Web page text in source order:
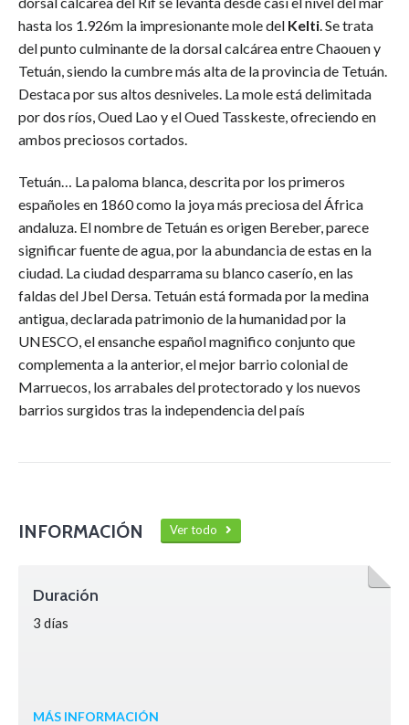
hasta los 1.926m la impresionante mole del Kelti. Se trata
del punto culminante de la dorsal calcárea entre Chaouen y
Tetuán, siendo la cumbre más alta de la provincia de Tetuán.
Destaca por sus altos desniveles. La mole está delimitada
por dos ríos, Oued Lao y el Oued Tasskeste, ofreciendo en
ambos preciosos cortados.
Tetuán… La paloma blanca, descrita por los primeros
españoles en 1860 como la joya más preciosa del África
andaluza. El nombre de Tetuán es origen Bereber, parece
significar fuente de agua, por la abundancia de estas en la
ciudad. La ciudad desparrama su blanco caserío, en las
faldas del Jbel Dersa. Tetuán está formada por la medina
antigua, declarada patrimonio de la humanidad por la
UNESCO, el ensanche español magnifico conjunto que
complementa a la anterior, el mejor barrio colonial de
Marruecos, los arrabales del protectorado y los nuevos
barrios surgidos tras la independencia del país
INFORMACIÓN Ver todo
Duración
3 días
MÁS INFORMACIÓN